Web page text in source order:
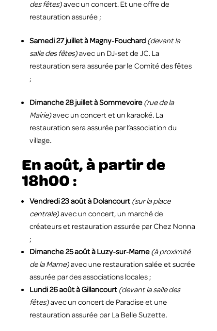
des fêtes)avec un concert. Et une offre de
restauration assurée ;
Samedi 27 juillet à Magny-Fouchard (devant la
salle des fêtes)avec un DJ-set de JC. La
restauration sera assurée par le Comité des fêtes
;
Dimanche 28 juillet à Sommevoire (rue de la
Mairie)avec un concert et un karaoké. La
restauration sera assurée par l’association du
village.
En août, à partir de
18h00 :
Vendredi 23 août à Dolancourt (sur la place
centrale)avec un concert, un marché de
créateurs et restauration assurée par Chez Nonna
;
Dimanche 25 août à Luzy-sur-Marne (à proximité
de la Marne)avec une restauration salée et sucrée
assurée par des associations locales ;
Lundi 26 août à Gillancourt (devant la salle des
fêtes)avec un concert de Paradise et une
restauration assurée par La Belle Suzette.